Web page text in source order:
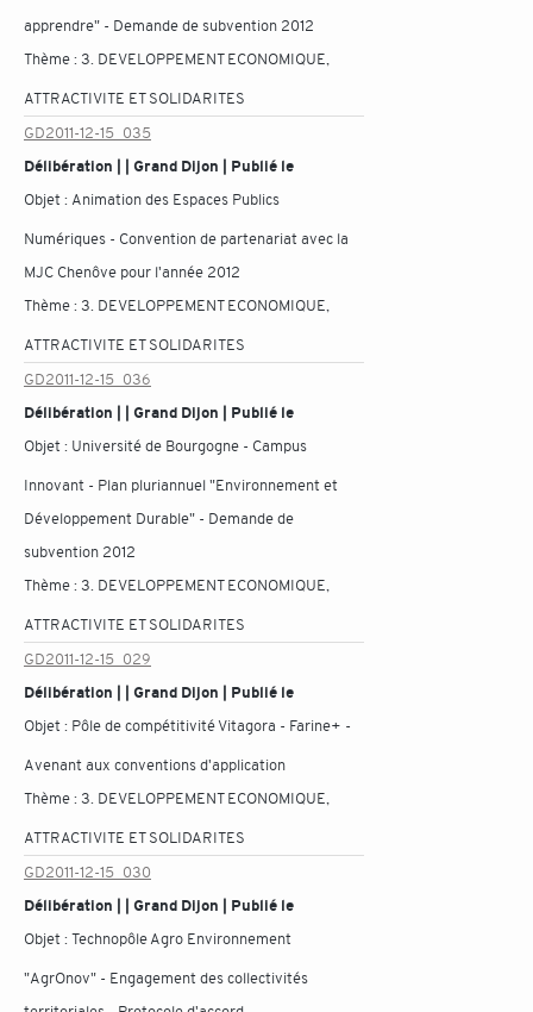
apprendre" - Demande de subvention 2012
Thème :3. DEVELOPPEMENT ECONOMIQUE,
ATTRACTIVITE ET SOLIDARITES
GD2011-12-15_035
Délibération | | Grand Dijon | Publié le
Objet : Animation des Espaces Publics
Numériques - Convention de partenariat avec la
MJC Chenôve pour l'année 2012
Thème :3. DEVELOPPEMENT ECONOMIQUE,
ATTRACTIVITE ET SOLIDARITES
GD2011-12-15_036
Délibération | | Grand Dijon | Publié le
Objet : Université de Bourgogne - Campus
Innovant - Plan pluriannuel "Environnement et
Développement Durable" - Demande de
subvention 2012
Thème :3. DEVELOPPEMENT ECONOMIQUE,
ATTRACTIVITE ET SOLIDARITES
GD2011-12-15_029
Délibération | | Grand Dijon | Publié le
Objet : Pôle de compétitivité Vitagora - Farine+ -
Avenant aux conventions d'application
Thème :3. DEVELOPPEMENT ECONOMIQUE,
ATTRACTIVITE ET SOLIDARITES
GD2011-12-15_030
Délibération | | Grand Dijon | Publié le
Objet :Technopôle Agro Environnement
"AgrOnov" - Engagement des collectivités